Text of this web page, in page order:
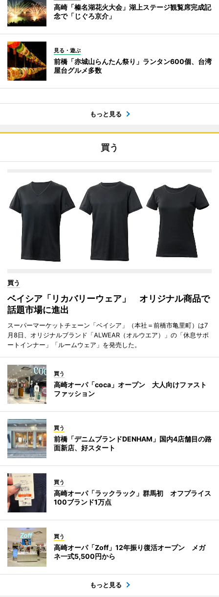
高崎「榛名湖花火大会」湖上ステージ観覧席完成記
念で「じぐろ京介」
見る・遊ぶ
前橋「赤城山らんたん祭り」ランタン600個、台湾
屋台グルメ多数
もっと見る
買う
買う
ベイシア「リカバリーウェア」 オリジナル商品で
話題市場に進出
スーパーマーケットチェーン「ベイシア」（本社＝前橋市亀里町）は7
月8日、オリジナルブランド「ALWEAR（オルウエア）」の「休息サポ
ートインナー」「ルームウェア」を発売した。
買う
高崎オーパ「coca」オープン 大人向けファスト
ファッション
買う
前橋「デニムブランドDENHAM」国内4店舗目の路
面新店、好スタート
買う
高崎オーパ「ラックラック」群馬初 オフプライス
100ブランド1万点
買う
高崎オーパ「Zoff」12年振り復活オープン メガ
ネ一式5,500円から
もっと見る